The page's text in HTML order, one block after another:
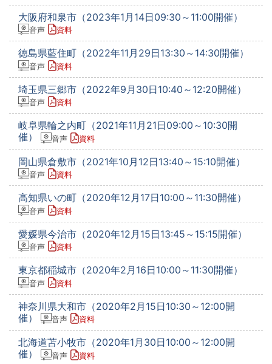
大阪府和泉市（2023年1月14日09:30～11:00開催）
音声 資料
徳島県藍住町（2022年11月29日13:30～14:30開催）
音声 資料
埼玉県三郷市（2022年9月30日10:40～12:20開催）
音声 資料
岐阜県輪之内町（2021年11月21日09:00～10:30開
催）
音声 資料
岡山県倉敷市（2021年10月12日13:40～15:10開催）
音声 資料
高知県いの町（2020年12月17日10:00～11:30開催）
音声 資料
愛媛県今治市（2020年12月15日13:45～15:15開催）
音声 資料
東京都稲城市（2020年2月16日10:00～11:30開催）
音声 資料
神奈川県大和市（2020年2月15日10:30～12:00開
催）
音声 資料
北海道苫小牧市（2020年1月30日10:00～12:00開
催）
音声 資料